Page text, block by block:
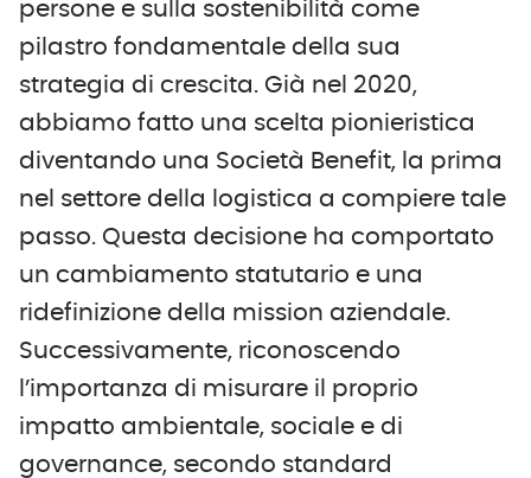
persone e sulla sostenibilità come
pilastro fondamentale della sua
strategia di crescita. Già nel 2020,
abbiamo fatto una scelta pionieristica
diventando una Società Benefit, la prima
nel settore della logistica a compiere tale
passo. Questa decisione ha comportato
un cambiamento statutario e una
ridefinizione della mission aziendale.
Successivamente, riconoscendo
l’importanza di misurare il proprio
impatto ambientale, sociale e di
governance, secondo standard